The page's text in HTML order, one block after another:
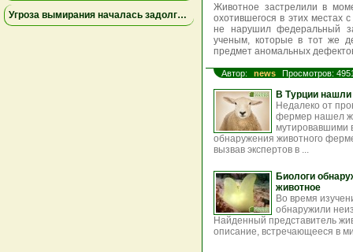
Угроза вымирания началась задолго до человека: исследование объяснило исчезновение редкого шмеля
Животное застрелили в
охотившегося в этих местах
не нарушил федеральный
ученым, которые в тот же
предмет аномальных
Автор: news Просмотров:
В Турции
Недалеко от
фермер нашел
мутировавшими
обнаружения животного
вызвав экспертов в ...
Биологи
животное
Во время
обнаружили
Найденный представитель
описание, встречающееся в